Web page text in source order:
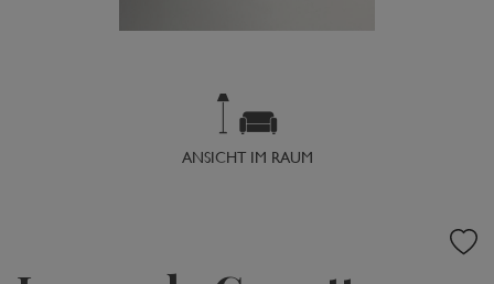
ANSICHT IM RAUM